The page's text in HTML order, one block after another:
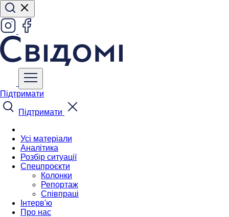
Підтримати
Підтримати
Усі матеріали
Аналітика
Розбір ситуації
Спецпроєкти
Колонки
Репортаж
Співпраці
Інтерв'ю
Про нас